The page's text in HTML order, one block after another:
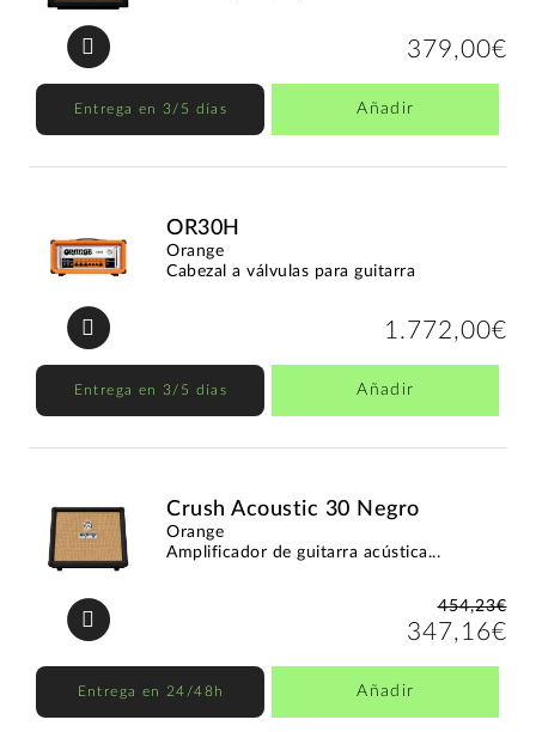
379,00€
Entrega en 3/5 días Añadir
OR30H
Orange
Cabezal a válvulas para guitarra
1.772,00€
Entrega en 3/5 días Añadir
Crush Acoustic 30 Negro
Orange
Amplificador de guitarra acústica...
454,23€
347,16€
Entrega en 24/48h Añadir